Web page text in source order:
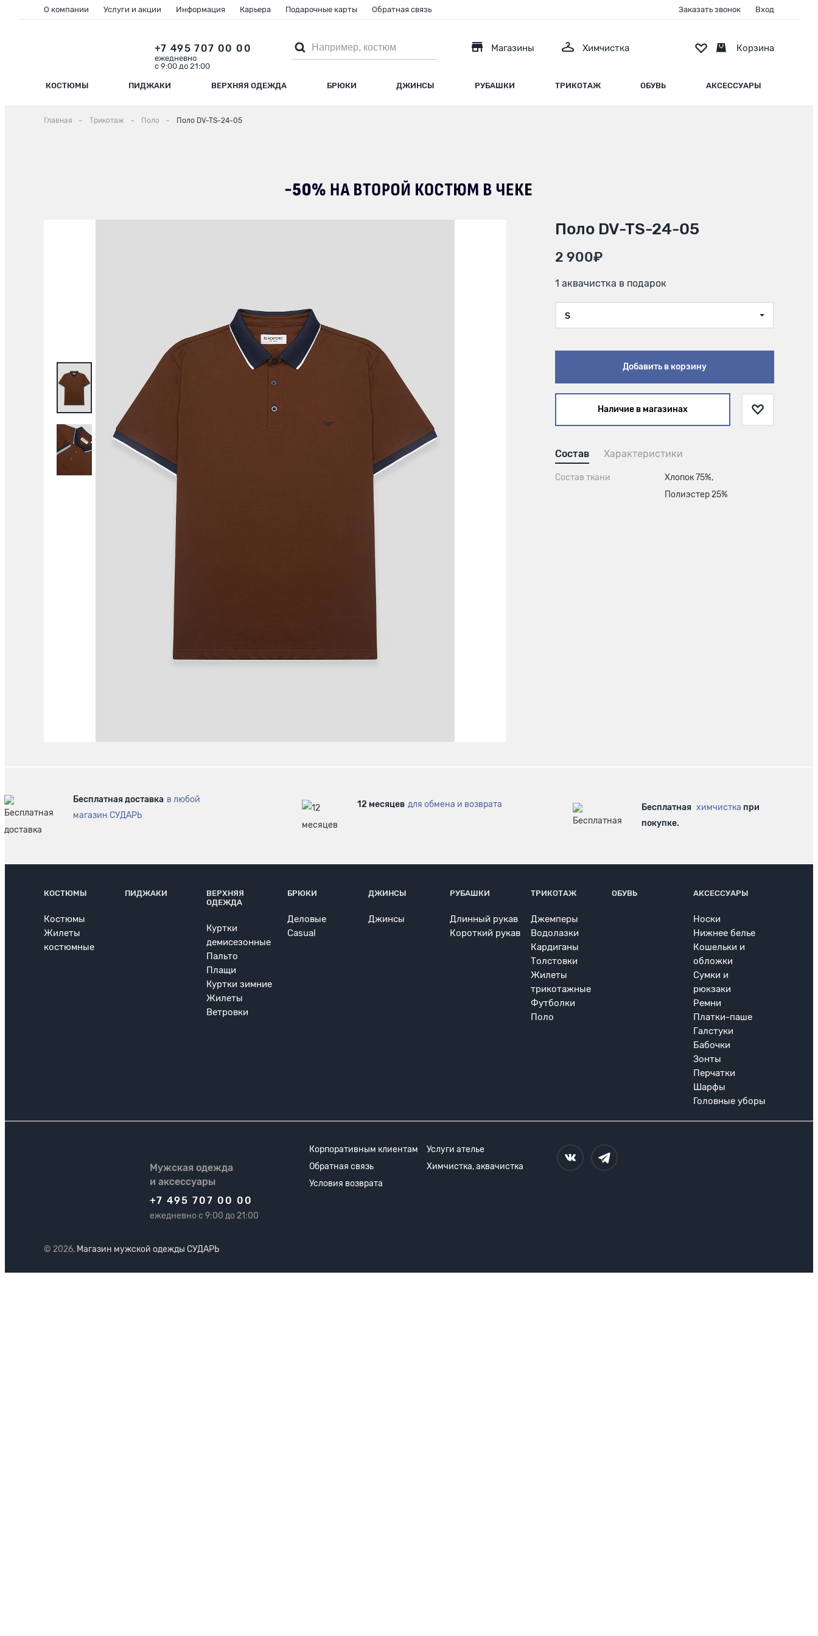
КОСТЮМЫ ПИДЖАКИ ВЕРХНЯЯ ОДЕЖДА БРЮКИ ДЖИНСЫ РУБАШКИ ТРИКОТАЖ ОБУВЬ АКСЕССУАРЫ
+7 495 707 00 00
ежедневно
с 9:00 до 21:00
Магазины Химчистка
О компании Услуги и акции Информация Карьера Подарочные карты Обратная связь Заказать звонок Вход
Корзина
Главная Трикотаж Поло Поло DV-TS-24-05
Поло DV-TS-24-05
2 900₽
1 аквачистка в подарок
S
Добавить в корзину
Наличие в магазинах
Состав Характеристики
Состав ткани
Хлопок 75%,
Полиэстер 25%
Бесплатная доставка в любой
магазин СУДАРЬ
12 месяцев для обмена и возврата Бесплатная химчистка при
покупке.
КОСТЮМЫ
Костюмы
Жилеты
костюмные
ПИДЖАКИ
ВЕРХНЯЯ
ОДЕЖДА
Куртки
демисезонные
Пальто
Плащи
Куртки зимние
Жилеты
Ветровки
БРЮКИ
Деловые
Casual
ДЖИНСЫ
Джинсы
РУБАШКИ
Длинный рукав
Короткий рукав
ТРИКОТАЖ
Джемперы
Водолазки
Кардиганы
Толстовки
Жилеты
трикотажные
Футболки
Поло
ОБУВЬ АКСЕССУАРЫ
Носки
Нижнее белье
Кошельки и
обложки
Сумки и
рюкзаки
Ремни
Платки-паше
Галстуки
Бабочки
Зонты
Перчатки
Шарфы
Головные уборы
Мужская одежда
и аксессуары
+7 495 707 00 00
ежедневно с 9:00 до 21:00
Корпоративным клиентам
Услуги ателье
Обратная связь
Химчистка, аквачистка
Условия возврата
© 2026, Магазин мужской одежды СУДАРЬ